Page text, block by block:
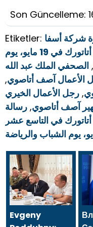
Son Güncelleme:
Etiketler: شركة أسفا
إحياء ذكرى أتاتورك في 19 مايو، يوم
, الصحفي الملك عبد الله
الأعمال آصف أتاصوي,
, رجل الأعمال الخيري
آصف أتاصوي, رسالة
في التاسع عشر
يوم الشباب والرياضة
Evgeny